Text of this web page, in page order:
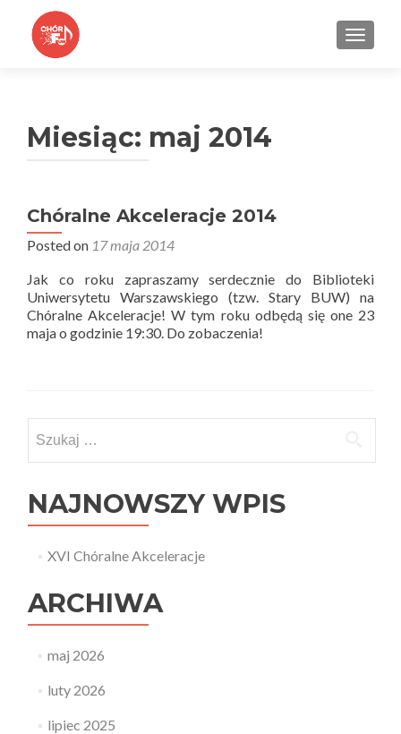
Miesiąc: maj 2014
Chóralne Akceleracje 2014
Posted on 17 maja 2014
Jak co roku zapraszamy serdecznie do Biblioteki
Uniwersytetu Warszawskiego (tzw. Stary BUW) na
Chóralne Akceleracje! W tym roku odbędą się one 23
maja o godzinie 19:30. Do zobaczenia!
NAJNOWSZY WPIS
XVI Chóralne Akceleracje
ARCHIWA
maj 2026
luty 2026
lipiec 2025